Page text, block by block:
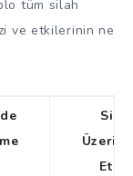
tüm silah
ve etkilerinin ne